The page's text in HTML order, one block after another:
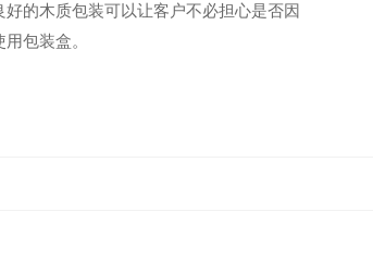
的木质包装可以让客户不必担心是否因
包装盒。